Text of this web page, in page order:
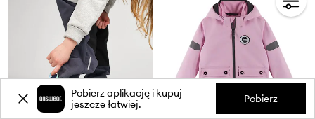
Pobierz aplikację i kupuj
jeszcze łatwiej.
Pobierz